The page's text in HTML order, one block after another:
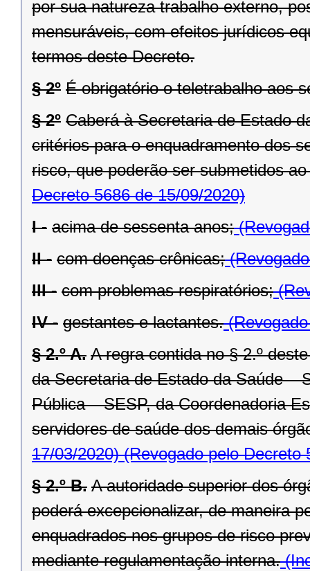
por sua natureza trabalho externo,
mensuráveis, com efeitos jurídicos
termos deste Decreto.
§ 2º É obrigatório o teletrabalho aos
§ 2º Caberá à Secretaria de Estado
critérios para o enquadramento dos
risco, que poderão ser submetidos
Decreto 5686 de 15/09/2020)
I - acima de sessenta anos;
II - com doenças crônicas;
III - com problemas respiratórios;
IV - gestantes e lactantes.(Revogado
§ 2.º A. A regra contida no § 2.º
da Secretaria de Estado da Saúde –
Pública – SESP, da Coordenadoria
servidores de saúde dos demais
17/03/2020)(Revogado pelo Decreto
§ 2.º B. A autoridade superior dos
poderá excepcionalizar, de maneira
enquadrados nos grupos de risco
mediante regulamentação interna.